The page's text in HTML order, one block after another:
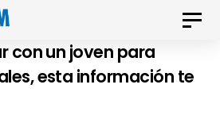
Toggle
con un joven para
esta información te